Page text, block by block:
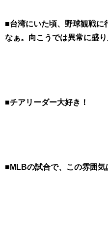
■台湾にいた頃、野球観戦に
なぁ。向こうでは異常に盛り
■チアリーダー大好き！
■MLBの試合で、この雰囲気